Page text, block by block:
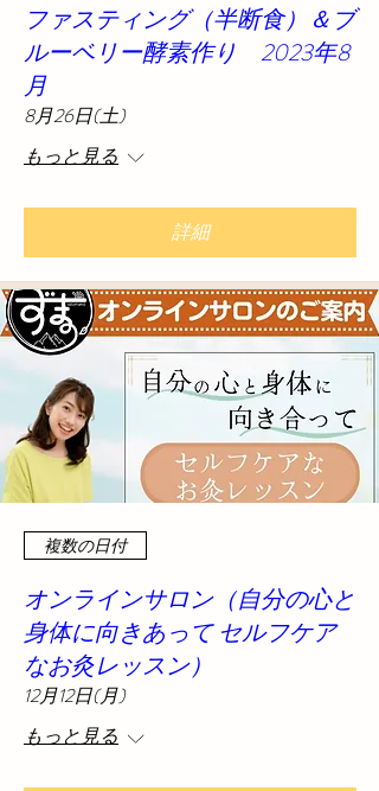
ファスティング（半断食）＆ブ
ルーベリー酵素作り 2023年8
月
8月26日(土)
もっと見る
詳細
複数の日付
オンラインサロン（自分の心と
身体に向きあって セルフケア
なお灸レッスン）
12月12日(月)
もっと見る